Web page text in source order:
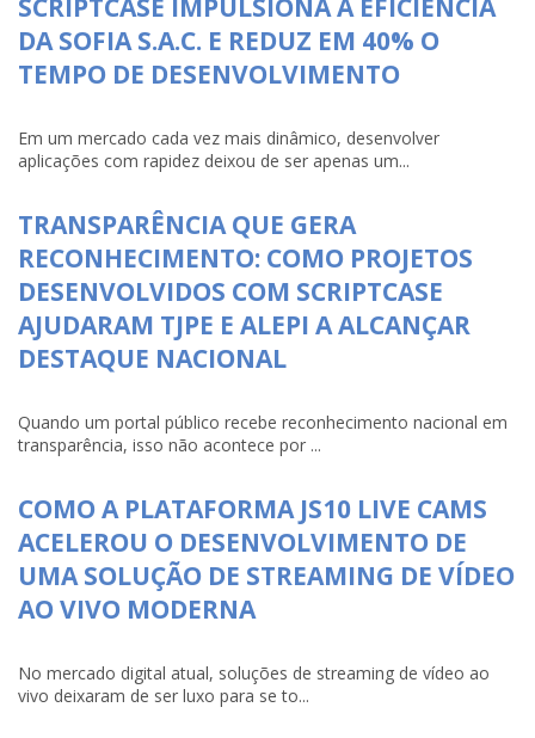
SCRIPTCASE IMPULSIONA A EFICIÊNCIA
DA SOFIA S.A.C. E REDUZ EM 40% O
TEMPO DE DESENVOLVIMENTO
Em um mercado cada vez mais dinâmico, desenvolver
aplicações com rapidez deixou de ser apenas um...
TRANSPARÊNCIA QUE GERA
RECONHECIMENTO: COMO PROJETOS
DESENVOLVIDOS COM SCRIPTCASE
AJUDARAM TJPE E ALEPI A ALCANÇAR
DESTAQUE NACIONAL
Quando um portal público recebe reconhecimento nacional em
transparência, isso não acontece por ...
COMO A PLATAFORMA JS10 LIVE CAMS
ACELEROU O DESENVOLVIMENTO DE
UMA SOLUÇÃO DE STREAMING DE VÍDEO
AO VIVO MODERNA
No mercado digital atual, soluções de streaming de vídeo ao
vivo deixaram de ser luxo para se to...